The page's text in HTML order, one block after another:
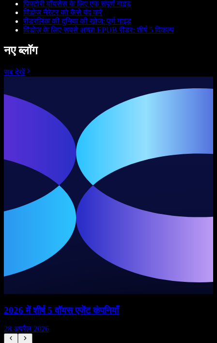
पिक्टोरी वॉयसेस के लिए एक संपूर्ण गाइड
विंडोज नैरेटर को कैसे बंद करें
रीडरलिंक की दुनिया की खोज: पूर्ण गाइड
विंडोज़ के लिए सबसे अच्छा EPUB रीडर: शीर्ष 5 विकल्प
नए ब्लॉग
सब देखें
2026 में शीर्ष 5 वॉयस एजेंट कंपनियाँ
28 अप्रैल 2026